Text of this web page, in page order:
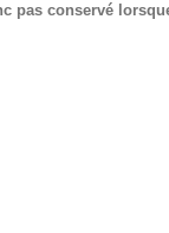
pas conservé